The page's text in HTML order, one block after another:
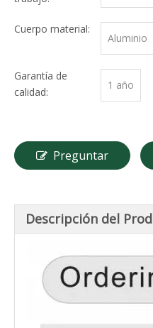
Cuerpo material:
Aluminio
Garantía de
calidad:
1 año
Preguntar
Descripción del